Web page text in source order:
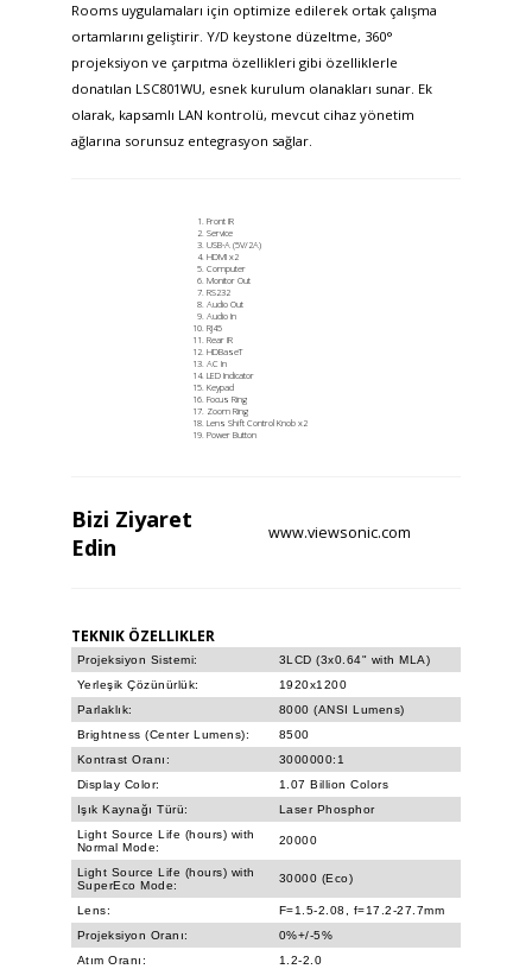
Rooms uygulamaları için optimize edilerek ortak çalışma
ortamlarını geliştirir. Y/D keystone düzeltme, 360°
projeksiyon ve çarpıtma özellikleri gibi özelliklerle
donatılan LSC801WU, esnek kurulum olanakları sunar. Ek
olarak, kapsamlı LAN kontrolü, mevcut cihaz yönetim
ağlarına sorunsuz entegrasyon sağlar.
Front IR
Service
USB-A (5V/2A)
HDMI x2
Computer
Monitor Out
RS232
Audio Out
Audio In
RJ45
Rear IR
HDBaseT
AC In
LED Indicator
Keypad
Focus Ring
Zoom Ring
Lens Shift Control Knob x2
Power Button
Bizi Ziyaret
Edin
www.viewsonic.com
TEKNIK ÖZELLIKLER
Projeksiyon Sistemi:
3LCD (3x0.64" with MLA)
Yerleşik Çözünürlük:
1920x1200
Parlaklık:
8000 (ANSI Lumens)
Brightness (Center Lumens):
8500
Kontrast Oranı:
3000000:1
Display Color:
1.07 Billion Colors
Işık Kaynağı Türü:
Laser Phosphor
Light Source Life (hours) with
Normal Mode:
20000
Light Source Life (hours) with
SuperEco Mode:
30000 (Eco)
Lens:
F=1.5-2.08, f=17.2-27.7mm
Projeksiyon Oranı:
0%+/-5%
Atım Oranı:
1.2-2.0